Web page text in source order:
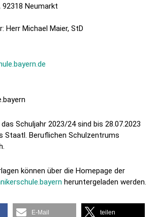
92318 Neumarkt
Herr Michael Maier, StD
Schuljahr 2023/24 sind bis 28.07.2023
Staatl. Beruflichen Schulzentrums
können über die Homepage der
heruntergeladen werden.
E-Mail teilen